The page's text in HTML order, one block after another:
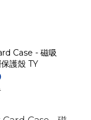
Case - 磁吸
護殼 TY